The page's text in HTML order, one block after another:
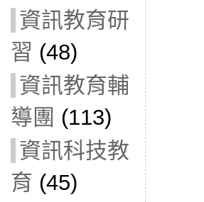
資訊教育研
習 (48)
資訊教育輔
導團 (113)
資訊科技教
育 (45)